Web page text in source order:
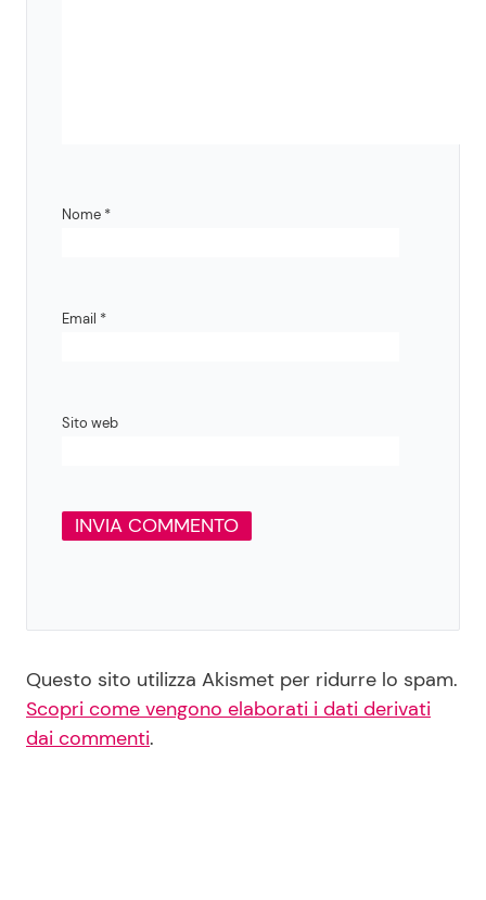
Nome *
Email *
Sito web
Questo sito utilizza Akismet per ridurre lo spam.
Scopri come vengono elaborati i dati derivati
dai commenti.